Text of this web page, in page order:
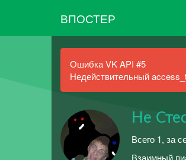
ВПОСТЕР
Ошибка VK API #5
Недействительный
Не
Всего 1, за
Взаимный